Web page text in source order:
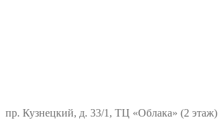
пр. Кузнецкий, д. 33/1, ТЦ «Облака» (2 этаж)